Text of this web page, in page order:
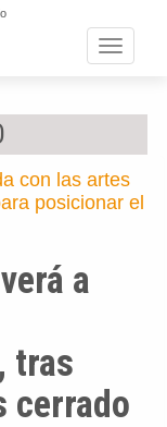
Toggle
con las artes
posicionar el
a
tras
cerrado